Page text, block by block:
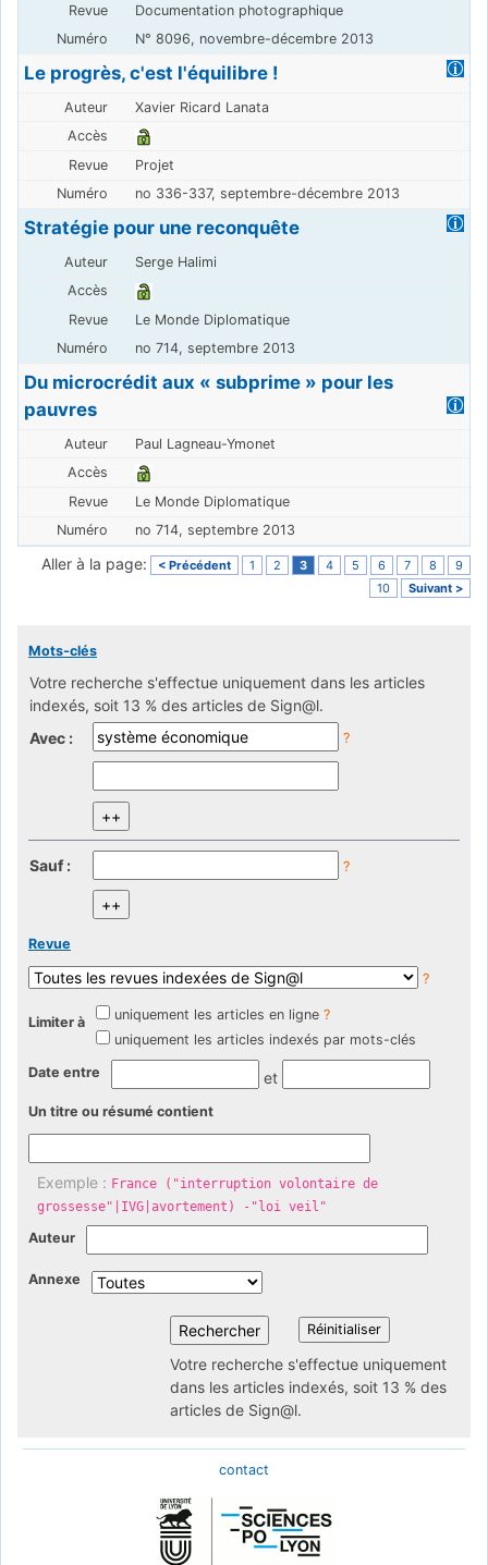
Documentation photographique
N° 8096, novembre-décembre 2013
Le progrès, c'est l'équilibre !
Xavier Ricard Lanata
Projet
no 336-337, septembre-décembre 2013
Stratégie pour une reconquête
Serge Halimi
Le Monde Diplomatique
no 714, septembre 2013
Du microcrédit aux « subprime » pour les
pauvres
Paul Lagneau-Ymonet
Le Monde Diplomatique
no 714, septembre 2013
Aller à la page: < Précédent 1 2 3 4 5 6 7 8
9
10
Suivant >
Mots-clés
Votre recherche s'effectue uniquement dans les articles
indexés, soit 13 % des articles de Sign@l.
Avec :
?
Sauf : ?
Revue
?
Limiter à uniquement les articles en ligne ?
uniquement les articles indexés par mots-clés
Date entre et
Un titre ou résumé contient
Exemple : France ("interruption volontaire de
grossesse"|IVG|avortement) -"loi veil"
Auteur
Annexe
Votre recherche s'effectue uniquement
dans les articles indexés, soit 13 % des
articles de Sign@l.
contact